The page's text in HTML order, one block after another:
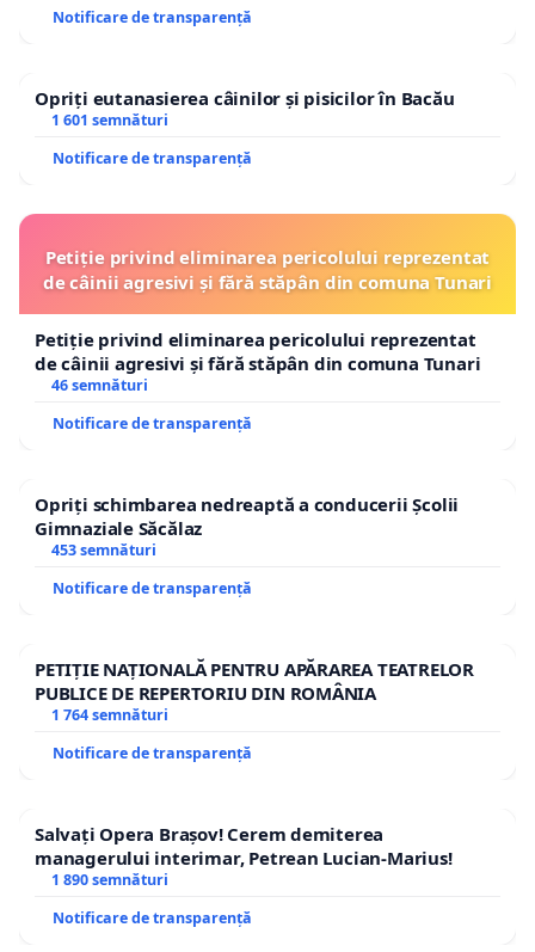
Notificare de transparență
Opriți eutanasierea câinilor și pisicilor în Bacău
1 601 semnături
Notificare de transparență
Petiție privind eliminarea pericolului reprezentat
de câinii agresivi și fără stăpân din comuna Tunari
Petiție privind eliminarea pericolului reprezentat
de câinii agresivi și fără stăpân din comuna Tunari
46 semnături
Notificare de transparență
Opriți schimbarea nedreaptă a conducerii Școlii
Gimnaziale Săcălaz
453 semnături
Notificare de transparență
PETIȚIE NAȚIONALĂ PENTRU APĂRAREA TEATRELOR
PUBLICE DE REPERTORIU DIN ROMÂNIA
1 764 semnături
Notificare de transparență
Salvați Opera Brașov! Cerem demiterea
managerului interimar, Petrean Lucian-Marius!
1 890 semnături
Notificare de transparență